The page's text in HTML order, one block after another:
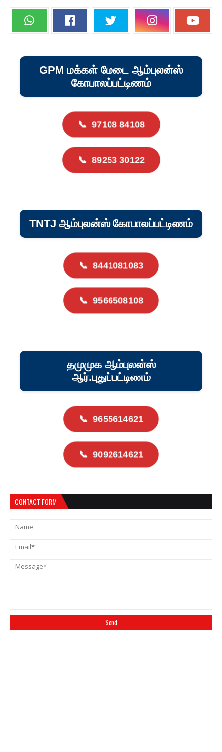
GPM மக்கள் மேடை ஆம்புலன்ஸ்
கோபாலப்பட்டிணம்
📞 97108 84108
📞 89253 30122
TNTJ ஆம்புலன்ஸ் கோபாலப்பட்டிணம்
📞 8441081083
📞 9566508108
தமுமுக ஆம்புலன்ஸ்
ஆர்.புதுப்பட்டிணம்
📞 9655614621
📞 9092614621
CONTACT FORM